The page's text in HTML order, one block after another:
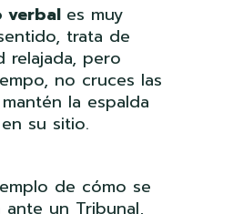
verbal es muy
trata de
relajada, pero
no cruces las
la espalda
su sitio.
de cómo se
un Tribunal,